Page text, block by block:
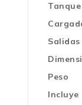
Peso
Incluye